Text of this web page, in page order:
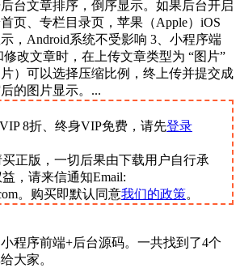
台文章排序，倒序显示。如果后台开启
页、专栏目录页，苹果（Apple）iOS
，Android系统不受影响 3、小程序端
改文章时，在上传文章类型为 “图片”
）可以选择压缩比例，终上传并提交成
的图片显示。...
8折、终身VIP免费，请先登录
正版，一切后果由下载用户自行承
，请来信通知Email:
。购买即默认同意我们的政策。
程序前端+后台源码。一共找到了4个
大家。